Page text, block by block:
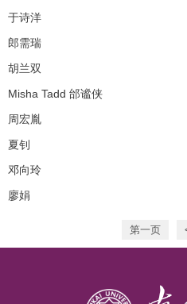
于诗洋
郎需瑞
胡兰双
Misha Tadd 邰谧侠
周宏胤
夏钊
邓向玲
廖娟
第一页